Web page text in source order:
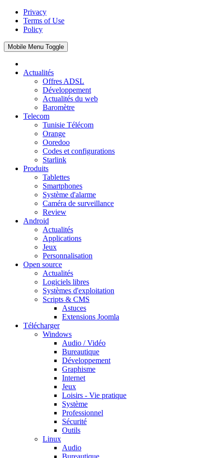
Privacy
Terms of Use
Policy
Mobile Menu Toggle
Actualités
Offres ADSL
Développement
Actualités du web
Baromètre
Telecom
Tunisie Télécom
Orange
Ooredoo
Codes et configurations
Starlink
Produits
Tablettes
Smartphones
Système d'alarme
Caméra de surveillance
Review
Android
Actualités
Applications
Jeux
Personnalisation
Open source
Actualités
Logiciels libres
Systèmes d'exploitation
Scripts & CMS
Astuces
Extensions Joomla
Télécharger
Windows
Audio / Vidéo
Bureautique
Développement
Graphisme
Internet
Jeux
Loisirs - Vie pratique
Système
Professionnel
Sécurité
Outils
Linux
Audio
Bureautique